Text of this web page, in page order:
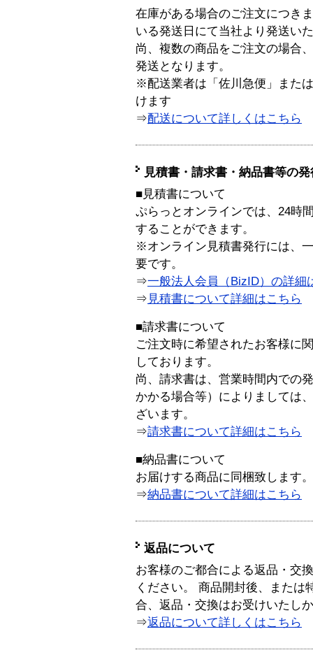
在庫がある場合のご注文につき
いる発送日にて当社より発送い
尚、複数の商品をご注文の場合
発送となります。
※配送業者は「佐川急便」また
けます
⇒配送について詳しくはこちら
見積書・請求書・納品書等の
■見積書について
ぷらっとオンラインでは、24時
することができます。
※オンライン見積書発行には、
要です。
⇒一般法人会員（BizID）の詳細
⇒ 見積書について詳細はこちら
■請求書について
ご注文時に希望されたお客様に
しております。
尚、請求書は、営業時間内での
かかる場合等）によりましては
ざいます。
⇒請求書について詳細はこちら
■納品書について
お届けする商品に同梱致します。
⇒納品書について詳細はこちら
返品について
お客様のご都合による返品・交
ください。 商品開封後、または
合、返品・交換はお受けいたし
⇒返品について詳しくはこちら